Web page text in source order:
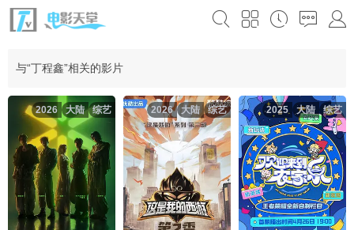
与“丁程鑫”相关的影片
综艺
大陆
2026 综艺
大陆
2026 综艺
大陆
2025